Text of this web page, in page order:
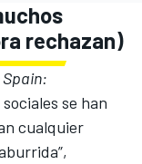
rechazan)
se han
cualquier